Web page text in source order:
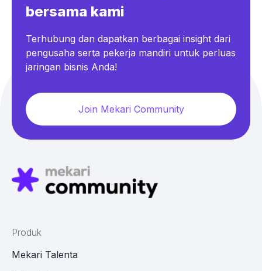
bersama kami
Terhubung dan dapatkan berbagai insight dari
pengusaha serta pekerja mandiri untuk perluas
jaringan bisnis Anda!
Join Mekari Community
Produk
Mekari Talenta